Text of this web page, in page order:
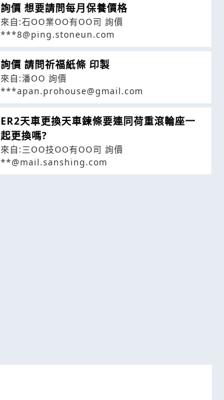
詢價 想要請問每月保養價格
來自:石OO業OO有OO司 詢價
***8@ping.stoneun.com
詢價 請問祈福紙條 印製
來自:潘OO 詢價
***apan.prohouse@gmail.com
ER2天車更換天車鍊條要連同荷重滾輪座一
起更換嗎?
來自:三OO技OO有OO司 詢價
**@mail.sanshing.com